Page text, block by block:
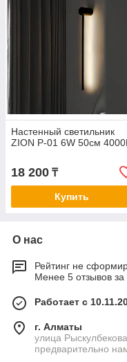
Настенный светильник
ZION P-01 6W 50см
18 200 ₸
Купить
О нас
Рейтинг не
Менее 5 отзывов за
Работает с
г. Алматы
улица
предварительно